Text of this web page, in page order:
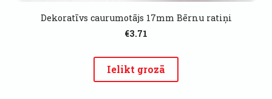
Dekoratīvs caurumotājs 17mm Bērnu ratiņi
€3.71
Ielikt grozā